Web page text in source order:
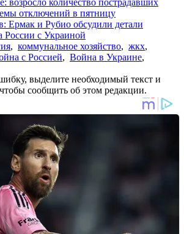
отключений в пятницу
Ермак и Рубио обсудили детали
России с Украиной
, коммунальное хозяйство, жкх,
с Россией, Война в Украине,
выделите необходимый текст и
сообщить об этом редакции.